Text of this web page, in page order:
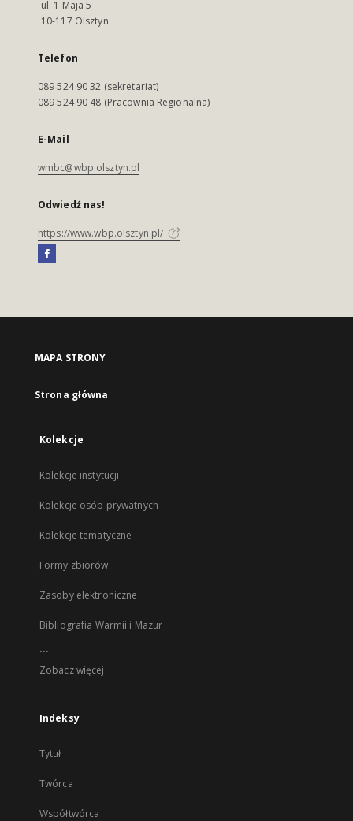
ul. 1 Maja 5
10-117 Olsztyn
Telefon
089 524 90 32 (sekretariat)
089 524 90 48 (Pracownia Regionalna)
E-Mail
wmbc@wbp.olsztyn.pl
Odwiedź nas!
https://www.wbp.olsztyn.pl/
MAPA STRONY
Strona główna
Kolekcje
Kolekcje instytucji
Kolekcje osób prywatnych
Kolekcje tematyczne
Formy zbiorów
Zasoby elektroniczne
Bibliografia Warmii i Mazur
...
Zobacz więcej
Indeksy
Tytuł
Twórca
Współtwórca